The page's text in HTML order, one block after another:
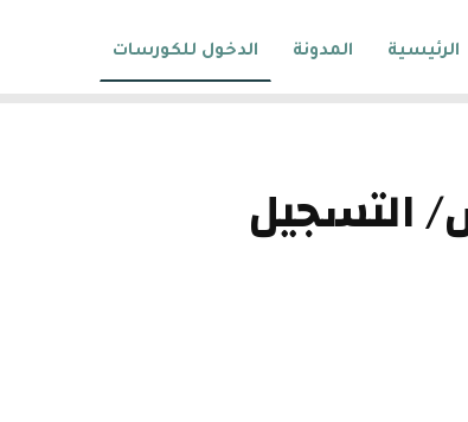
الرئيسية المدونة الدخول للكورسات
التسجيل